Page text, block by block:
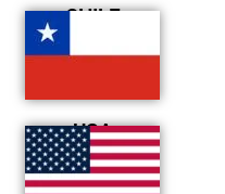
CHILE
USA